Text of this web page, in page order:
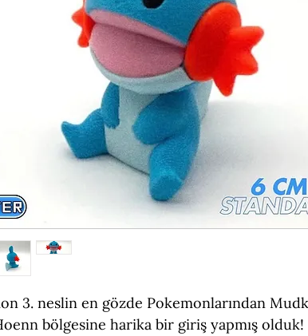
3. neslin en gözde Pokemonlarından
bölgesine harika bir giriş yapmış olduk!